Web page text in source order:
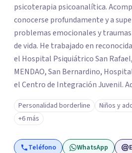
psicoterapia psicoanalítica.
conocerse profundamente y a
problemas emocionales y
de vida. He trabajado en
el Hospital Psiquiátrico San
MENDAO, San Bernardino,
el Centro de Integración Juvenil.
privilegio de colaborar en
Conde y Xochimilco, lo que me
realidades y necesidades.
Personalidad borderline Niños y
+6 más
Teléfono WhatsApp